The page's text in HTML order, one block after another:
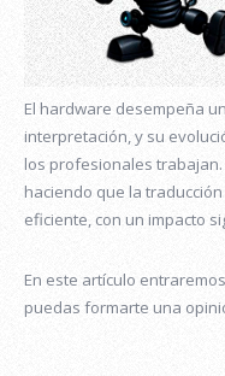
El hardware desempeña
interpretación, y su
los profesionales
haciendo que la
eficiente, con un impacto
En este artículo
puedas formarte una